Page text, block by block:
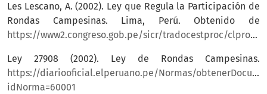
Les Lescano, A. (2002). Ley que Regula la Participación de
Rondas Campesinas. Lima, Perú. Obtenido de
https://www2.congreso.gob.pe/sicr/tradocestproc/clproley2001.nsf/pley/07050E419400C73E05256D25005D3420
Ley 27908 (2002). Ley de Rondas Campesinas.
https://diariooficial.elperuano.pe/Normas/
idNorma=60001